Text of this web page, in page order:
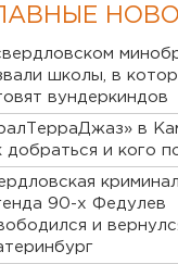
школы, в
вундеркиндов
в
добраться и кого
90-х Федулев
и